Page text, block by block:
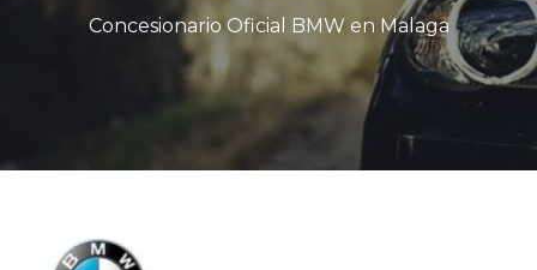
Concesionario Oficial BMW en Malaga